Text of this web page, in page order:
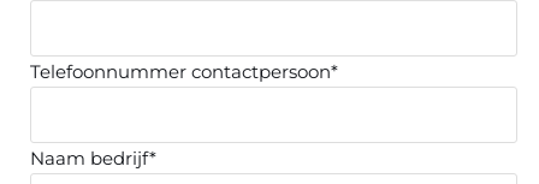
Telefoonnummer contactpersoon*
Naam bedrijf*